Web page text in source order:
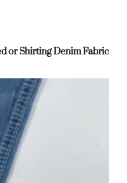
or Shirting Denim Fabric